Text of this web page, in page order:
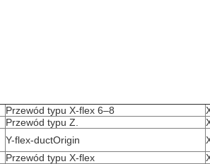
Przewód typu X-flex 6–8
Przewód typu Z.
Y-flex-ductOrigin
Przewód typu X-flex